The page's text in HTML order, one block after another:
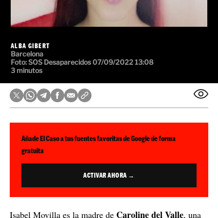
Isabel Movilla es la madre de Caroline del Valle
en la Zona Hermética de Sabadell (Barcelona). Siete
años después, no hay ni rastro de la menor y las
posibilidades de que esté viva su cada vez más bajas.
La madre de la víctima ha explicado con todo tipo de
detalles cómo se siente después de tanto tiempo y en
qué punto está la investigación policial.